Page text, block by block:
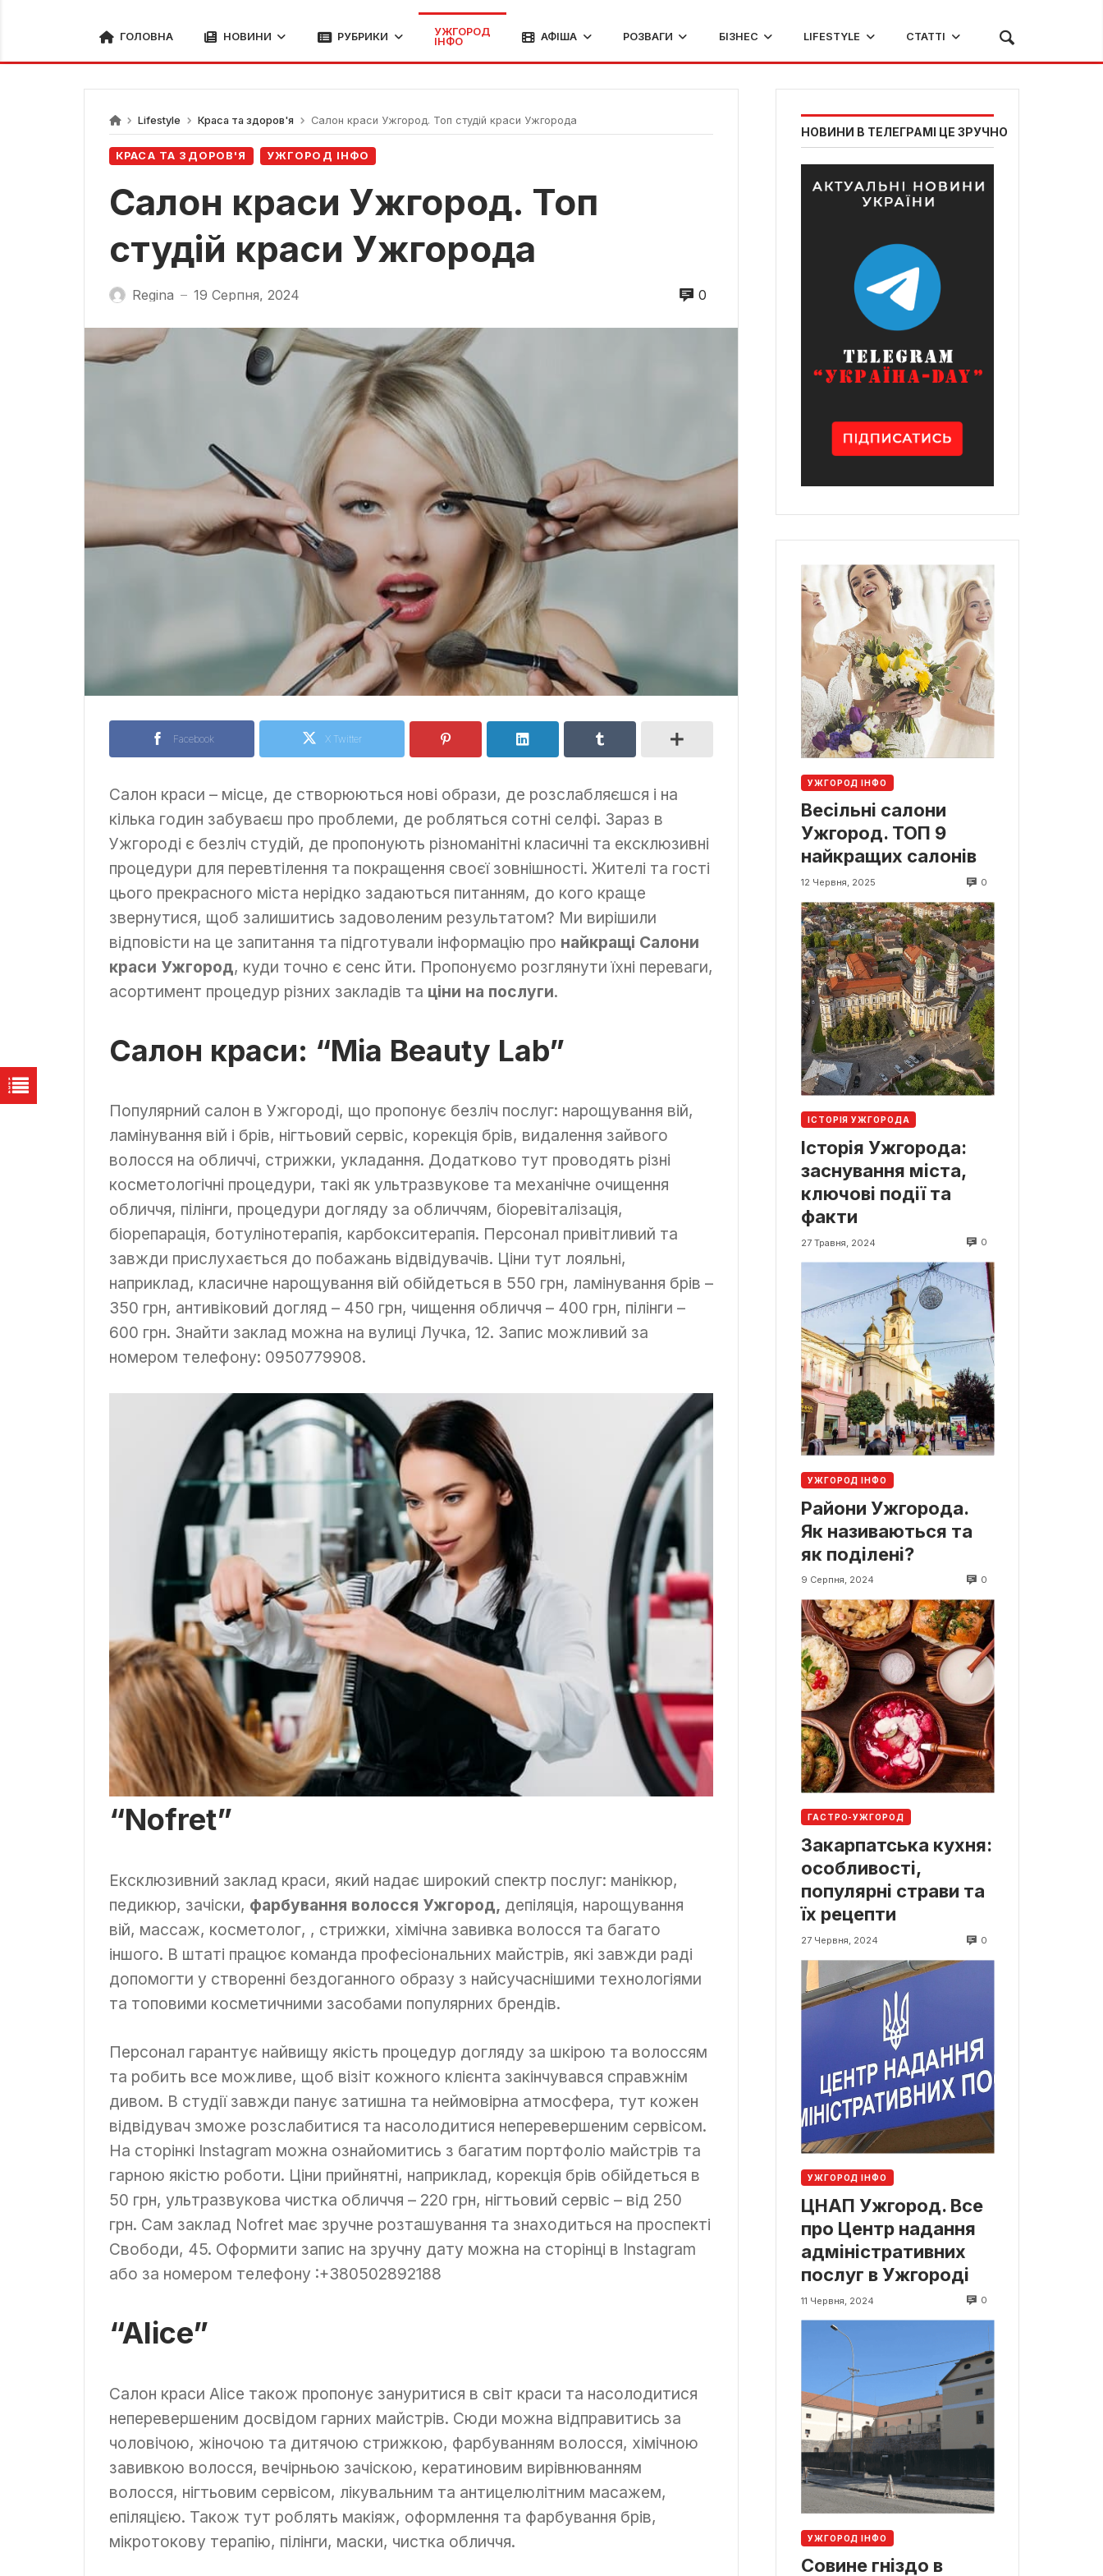
ГОЛОВНА НОВИНИ РУБРИКИ
УЖГОРОД
ІНФО
АФІША РОЗВАГИ БІЗНЕС LIFESTYLE СТАТТІ
Lifestyle Краса та здоров'я Салон краси Ужгород. Топ студій краси Ужгорода
КРАСА ТА ЗДОРОВ'Я УЖГОРОД ІНФО
Салон краси Ужгород. Топ
студій краси Ужгорода
Regina — 19 Серпня, 2024 0
Facebook X Twitter
Салон краси – місце, де створюються нові образи, де розслабляєшся і на
кілька годин забуваєш про проблеми, де робляться сотні селфі. Зараз в
Ужгороді є безліч студій, де пропонують різноманітні класичні та ексклюзивні
процедури для перевтілення та покращення своєї зовнішності. Жителі та гості
цього прекрасного міста нерідко задаються питанням, до кого краще
звернутися, щоб залишитись задоволеним результатом? Ми вирішили
відповісти на це запитання та підготували інформацію про найкращі Салони
краси Ужгород, куди точно є сенс йти. Пропонуємо розглянути їхні переваги,
асортимент процедур різних закладів та ціни на послуги.
Салон краси: “Mia Beauty Lab”
Популярний салон в Ужгороді, що пропонує безліч послуг: нарощування вій,
ламінування вій і брів, нігтьовий сервіс, корекція брів, видалення зайвого
волосся на обличчі, стрижки, укладання. Додатково тут проводять різні
косметологічні процедури, такі як ультразвукове та механічне очищення
обличчя, пілінги, процедури догляду за обличчям, біоревіталізація,
біорепарація, ботулінотерапія, карбокситерапія. Персонал привітливий та
завжди прислухається до побажань відвідувачів. Ціни тут лояльні,
наприклад, класичне нарощування вій обійдеться в 550 грн, ламінування брів –
350 грн, антивіковий догляд – 450 грн, чищення обличчя – 400 грн, пілінги –
600 грн. Знайти заклад можна на вулиці Лучка, 12. Запис можливий за
номером телефону: 0950779908.
“Nofret”
Ексклюзивний заклад краси, який надає широкий спектр послуг: манікюр,
педикюр, зачіски, фарбування волосся Ужгород, депіляція, нарощування
вій, массаж, косметолог, , стрижки, хімічна завивка волосся та багато
іншого. В штаті працює команда професіональних майстрів, які завжди раді
допомогти у створенні бездоганного образу з найсучаснішими технологіями
та топовими косметичними засобами популярних брендів.
Персонал гарантує найвищу якість процедур догляду за шкірою та волоссям
та робить все можливе, щоб візіт кожного клієнта закінчувався справжнім
дивом. В студії завжди панує затишна та неймовірна атмосфера, тут кожен
відвідувач зможе розслабитися та насолодитися неперевершеним сервісом.
На сторінкі Instagram можна ознайомитись з багатим портфоліо майстрів та
гарною якістю роботи. Ціни прийнятні, наприклад, корекція брів обійдеться в
50 грн, ультразвукова чистка обличчя – 220 грн, нігтьовий сервіс – від 250
грн. Сам заклад Nofret має зручне розташування та знаходиться на проспекті
Свободи, 45. Оформити запис на зручну дату можна на сторінці в Instagram
або за номером телефону :+380502892188
“Alice”
Салон краси Alice також пропонує зануритися в світ краси та насолодитися
неперевершеним досвідом гарних майстрів. Сюди можна відправитись за
чоловічою, жіночою та дитячою стрижкою, фарбуванням волосся, хімічною
завивкою волосся, вечірньою зачіскою, кератиновим вирівнюванням
волосся, нігтьовим сервісом, лікувальним та антицелюлітним масажем,
епіляцією. Також тут роблять макіяж, оформлення та фарбування брів,
мікротокову терапію, пілінги, маски, чистка обличчя.
НОВИНИ В ТЕЛЕГРАМІ ЦЕ ЗРУЧНО
УЖГОРОД ІНФО
Весільні салони
Ужгород. ТОП 9
найкращих салонів
12 Червня, 2025 0
ІСТОРІЯ УЖГОРОДА
Історія Ужгорода:
заснування міста,
ключові події та
факти
27 Травня, 2024 0
УЖГОРОД ІНФО
Райони Ужгорода.
Як називаються та
як поділені?
9 Серпня, 2024 0
ГАСТРО-УЖГОРОД
Закарпатська кухня:
особливості,
популярні страви та
їх рецепти
27 Червня, 2024 0
УЖГОРОД ІНФО
ЦНАП Ужгород. Все
про Центр надання
адміністративних
послуг в Ужгороді
11 Червня, 2024 0
УЖГОРОД ІНФО
Совине гніздо в